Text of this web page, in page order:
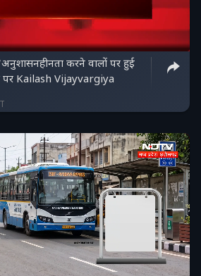
करने वालों पर हुई
पर Kailash Vijayvargiya